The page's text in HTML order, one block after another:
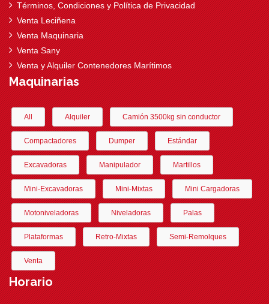
Términos, Condiciones y Política de Privacidad
Venta Leciñena
Venta Maquinaria
Venta Sany
Venta y Alquiler Contenedores Marítimos
Maquinarias
All Alquiler Camión 3500kg sin conductor
Compactadores Dumper Estándar
Excavadoras Manipulador Martillos
Mini-Excavadoras Mini-Mixtas Mini Cargadoras
Motoniveladoras Niveladoras Palas
Plataformas Retro-Mixtas Semi-Remolques
Venta
Horario